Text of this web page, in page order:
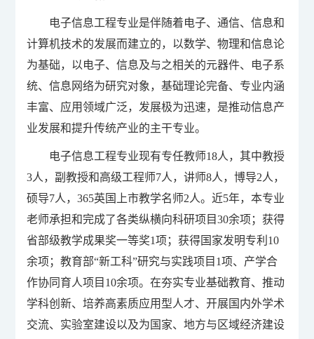
电子信息工程专业是伴随着电子、通信、信息和
计算机技术的发展而建立的，以数学、物理和信息论
为基础，以电子、信息及与之相关的元器件、电子系
统、信息网络为研究对象，基础理论完备、专业内涵
丰富、应用领域广泛，发展极为迅速，是推动信息产
业发展和提升传统产业的主干专业。
电子信息工程专业现有专任教师18人，其中教授
3人，副教授和高级工程师7人，讲师8人，博导2人，
硕导7人，365英国上市教学名师2人。近5年，本专业
老师承担和完成了各类纵横向科研项目30余项；获得
省部级教学成果奖一等奖1项；获得国家发明专利10
余项；教育部“新工科”研究与实践项目1项、产学合
作协同育人项目10余项。在夯实专业基础教育、推动
学科创新、培养高素质应用型人才、开展国内外学术
交流、实验室建设以及为国家、地方与区域经济建设